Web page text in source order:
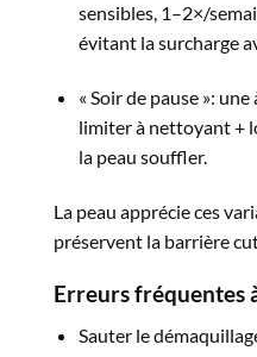
sensibles, 1–2×/
évitant la surcharge
« Soir de pause »:
limiter à nettoyant +
la peau souffler.​
La peau apprécie ces
préservent la barrière
Erreurs fréquentes
Sauter le